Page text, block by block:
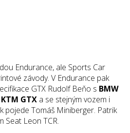
Endurance, ale Sports Car
závody. V Endurance pak
GTX Rudolf Beňo s BMW
KTM GTX a se stejným vozem i
pojede Tomáš Miniberger. Patrik
Seat Leon TCR.